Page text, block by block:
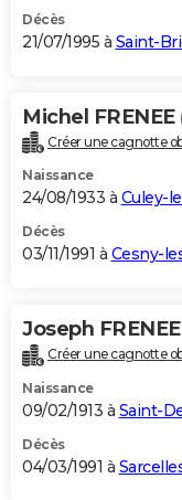
Décès
21/07/1995 à Saint-
Michel FRENEE
Créer une cagnotte
Naissance
24/08/1933 à Culey-
Décès
03/11/1991 à Cesny-
Joseph FRENEE
Créer une cagnotte
Naissance
09/02/1913 à Saint-
Décès
04/03/1991 à